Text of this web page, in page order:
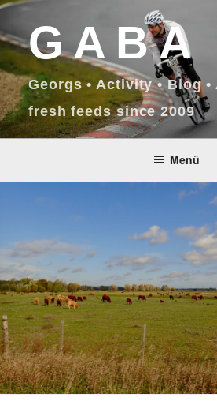
Zum
Inhalt
springenGABA
Georgs • Activity • Blog
fresh feeds since 2009
Menü